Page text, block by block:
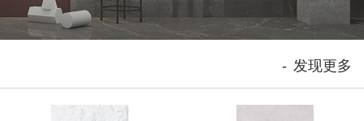
- 发现更多